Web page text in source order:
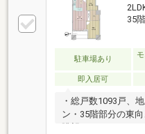
35
駐車場あり
即入居可
・総戸数1093戸、
ン・35階部分の東
眺望・コンシェル